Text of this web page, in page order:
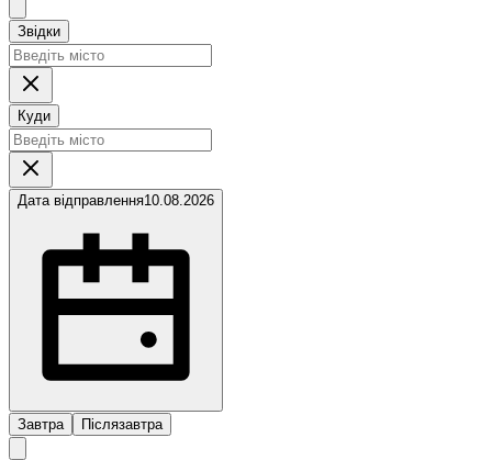
Звідки
Куди
Дата відправлення10.08.2026
Завтра Післязавтра